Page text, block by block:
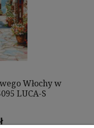
Włochy w
LUCA-S